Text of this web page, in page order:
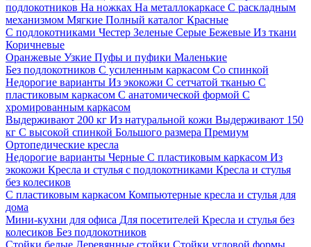
подлокотников На ножках На металлокаркасе С раскладным
механизмом Мягкие Полный каталог Красные
С подлокотниками Честер Зеленые Серые Бежевые Из ткани
Коричневые
Оранжевые Узкие Пуфы и пуфики Маленькие
Без подлокотников С усиленным каркасом Со спинкой
Недорогие варианты Из экокожи С сетчатой тканью С
пластиковым каркасом С анатомической формой С
хромированным каркасом
Выдерживают 200 кг Из натуральной кожи Выдерживают 150
кг С высокой спинкой Большого размера Премиум
Ортопедические кресла
Недорогие варианты Черные С пластиковым каркасом Из
экокожи Кресла и стулья с подлокотниками Кресла и стулья
без колесиков
С пластиковым каркасом Компьютерные кресла и стулья для
дома
Мини-кухни для офиса Для посетителей Кресла и стулья без
колесиков Без подлокотников
Стойки белые Деревянные стойки Стойки угловой формы